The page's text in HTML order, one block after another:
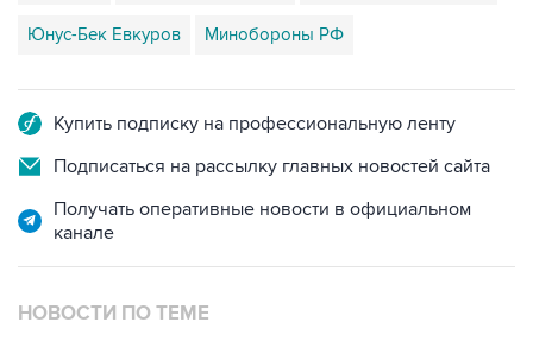
Юнус-Бек Евкуров Минобороны РФ
Купить подписку на профессиональную ленту
Подписаться на рассылку главных новостей сайта
Получать оперативные новости в официальном
канале
НОВОСТИ ПО ТЕМЕ